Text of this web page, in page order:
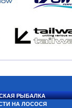
РЫБАЛКА
НА ЛОСОСЯ